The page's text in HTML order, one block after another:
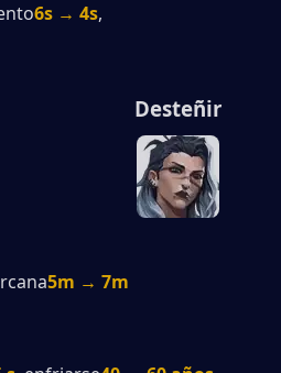
6s → 4s,
Desteñir
5m → 7m